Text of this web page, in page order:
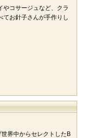
やコサージュなど、クラ
てお針子さんが手作りし
界中からセレクトしたB